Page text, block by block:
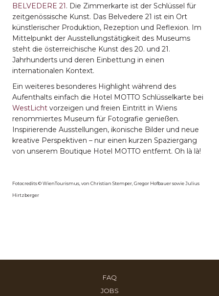
BELVEDERE 21. Die Zimmerkarte ist der Schlüssel für
zeitgenössische Kunst. Das Belvedere 21 ist ein Ort
künstlerischer Produktion, Rezeption und Reflexion. Im
Mittelpunkt der Ausstellungstätigkeit des Museums
steht die österreichische Kunst des 20. und 21.
Jahrhunderts und deren Einbettung in einen
internationalen Kontext.
Ein weiteres besonderes Highlight während des
Aufenthalts einfach die Hotel MOTTO Schlüsselkarte bei
WestLicht vorzeigen und freien Eintritt in Wiens
renommiertes Museum für Fotografie genießen.
Inspirierende Ausstellungen, ikonische Bilder und neue
kreative Perspektiven – nur einen kurzen Spaziergang
von unserem Boutique Hotel MOTTO entfernt. Oh là là!
Fotocredits © WienTourismus, von Christian Stemper, Gregor Hofbauer sowie Julius
Hirtzberger
FAQÖFFNET
SICH
JOBSÖFFNET